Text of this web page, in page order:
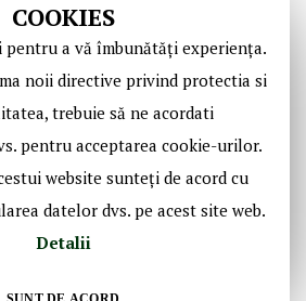
COOKIES
a vă îmbunătăți experiența.
noii directive privind protectia si
trebuie să ne acordati
pentru acceptarea cookie-urilor.
website sunteți de acord cu
datelor dvs. pe acest site web.
Detalii
de Licitaţii Historic SRL
Media Historic